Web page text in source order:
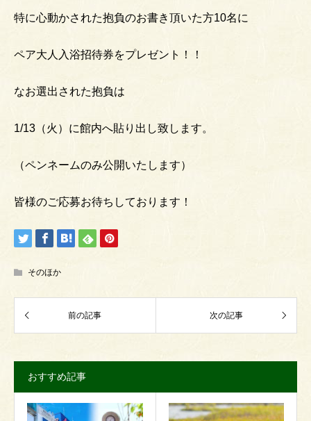
特に心動かされた抱負のお書き頂いた方10名に
ペア大人入浴招待券をプレゼント！！
なお選出された抱負は
1/13（火）に館内へ貼り出し致します。
（ペンネームのみ公開いたします）
皆様のご応募お待ちしております！
そのほか
おすすめ記事